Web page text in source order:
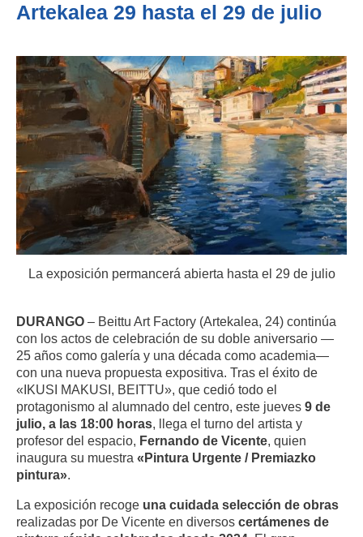
Artekalea 29 hasta el 29 de julio
La exposición permancerá abierta hasta el 29 de julio
DURANGO – Beittu Art Factory (Artekalea, 24) continúa
con los actos de celebración de su doble aniversario —
25 años como galería y una década como academia—
con una nueva propuesta expositiva. Tras el éxito de
«IKUSI MAKUSI, BEITTU», que cedió todo el
protagonismo al alumnado del centro, este jueves 9 de
julio, a las 18:00 horas, llega el turno del artista y
profesor del espacio, Fernando de Vicente, quien
inaugura su muestra «Pintura Urgente / Premiazko
pintura».
La exposición recoge una cuidada selección de obras
realizadas por De Vicente en diversos certámenes de